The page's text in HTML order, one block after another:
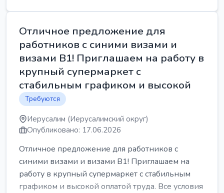
Отличное предложение для
работников с синими визами и
визами B1! Приглашаем на работу в
крупный супермаркет с
стабильным графиком и высокой
Требуются
Иерусалим (Иерусалимский округ)
Опубликовано: 17.06.2026
Отличное предложение для работников с
синими визами и визами B1! Приглашаем на
работу в крупный супермаркет с стабильным
графиком и высокой оплатой труда. Все условия